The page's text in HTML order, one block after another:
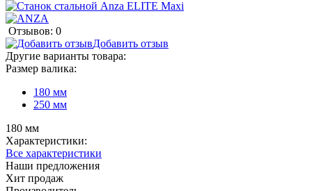
Отзывов: 0
Добавить отзыв
Другие варианты товара:
Размер валика:
180 мм
250 мм
180 мм
Характеристики:
Все характеристики
Наши предложения
Хит продаж